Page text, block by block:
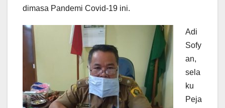
dimasa Pandemi Covid-19 ini.
Adi
Sofy
an,
sela
ku
Peja